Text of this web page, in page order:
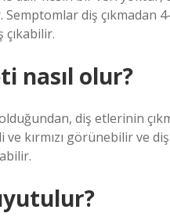
diş çıkmadan
nasıl olur?
diş etlerinin
kırmızı görünebilir ve